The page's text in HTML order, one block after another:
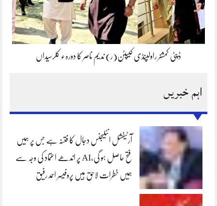
ڈپٹی کمشنر راولپنڈی کیپٹن(ر) ندیم ناصر کا دورہء کلرسیداں
اہم خبریں
آرٹیفشل انٹلیجنس دجال کا فتنہ ہے جس پر ہمیں
فتح حاصل ہو گی،AI پر اندھے اعتماد کی وجہ سے
ہمیں خطرات لاحق ہیں پروفیسر احمد رفیق